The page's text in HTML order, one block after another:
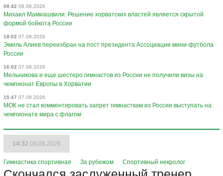
08:42 08.08.2026
Михаил Мамиашвили: Решение хорватских властей является скрытой
формой бойкота России
18:02 07.08.2026
Эмиль Алиев переизбран на пост президента Ассоциации мини-футбола
России
16:02 07.08.2026
Мельникова и еще шестеро гимнастов из России не получили визы на
чемпионат Европы в Хорватии
15:47 07.08.2026
МОК не стал комментировать запрет гимнасткам из России выступать на
чемпионате мира с флагом
14:32 08.08.2026
Гимнастика спортивная За рубежом Спортивный некролог